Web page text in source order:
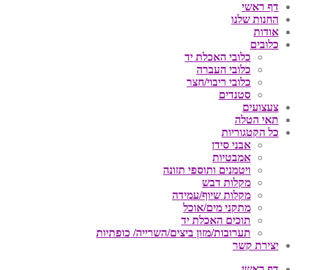
דף ראשי
החנות שלנו
אודות
כלובים
כלובי האכלת יד
כלובי העברה
כלובי ריבוי/חצר
סטנדים
צעצועים
תאי הטלה
כל הקטגוריות
אבני סידן
אמבטיות
ויטמנים ותוספי תזונה
מקלות דבש
מקלות שיוף/עמידה
מתקני מים/אוכל
תוכים האכלת יד
תערובות/מזון ביצים/השרייה/ כופתיות
יצירת קשר